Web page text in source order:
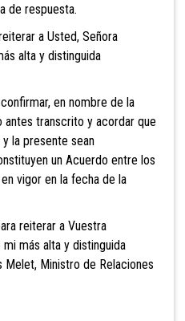
de respuesta.
a Usted, Señora
alta y distinguida
en nombre de la
antes transcrito y acordar que
la presente sean
un Acuerdo entre los
vigor en la fecha de la
reiterar a Vuestra
más alta y distinguida
Melet, Ministro de Relaciones